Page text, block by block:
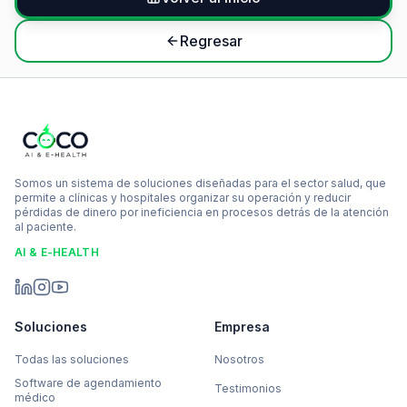
Regresar
Somos un sistema de soluciones diseñadas para el sector salud, que
permite a clínicas y hospitales organizar su operación y reducir
pérdidas de dinero por ineficiencia en procesos detrás de la atención
al paciente.
AI & E-HEALTH
Soluciones
Todas las soluciones
Software de agendamiento
médico
Empresa
Nosotros
Testimonios